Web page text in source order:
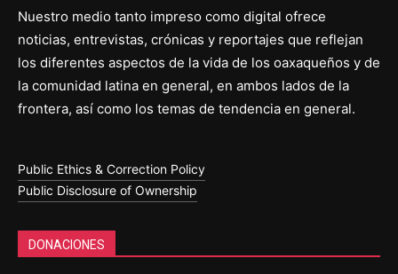
Nuestro medio tanto impreso como digital ofrece
noticias, entrevistas, crónicas y reportajes que reflejan
los diferentes aspectos de la vida de los oaxaqueños y de
la comunidad latina en general, en ambos lados de la
frontera, así como los temas de tendencia en general.
Public Ethics & Correction Policy
Public Disclosure of Ownership
DONACIONES